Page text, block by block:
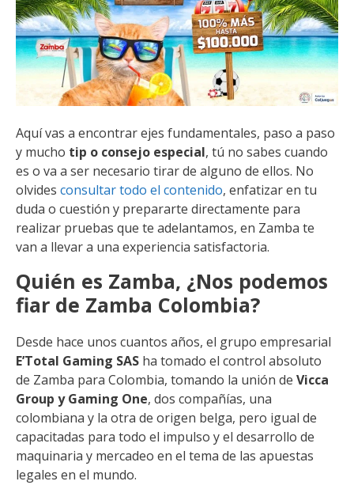
Aquí vas a encontrar ejes fundamentales, paso a paso
y mucho tip o consejo especial, tú no sabes cuando
es o va a ser necesario tirar de alguno de ellos. No
olvides consultar todo el contenido, enfatizar en tu
duda o cuestión y prepararte directamente para
realizar pruebas que te adelantamos, en Zamba te
van a llevar a una experiencia satisfactoria.
Quién es Zamba, ¿Nos podemos
fiar de Zamba Colombia?
Desde hace unos cuantos años, el grupo empresarial
E’Total Gaming SAS ha tomado el control absoluto
de Zamba para Colombia, tomando la unión de Vicca
Group y Gaming One, dos compañías, una
colombiana y la otra de origen belga, pero igual de
capacitadas para todo el impulso y el desarrollo de
maquinaria y mercadeo en el tema de las apuestas
legales en el mundo.